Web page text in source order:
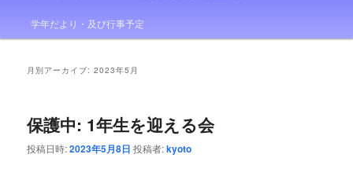
学年だより・及び行事予定
月別アーカイブ:2023年5月
保護中: 1年生を迎える会
投稿日時:2023年5月8日 投稿者:kyoto